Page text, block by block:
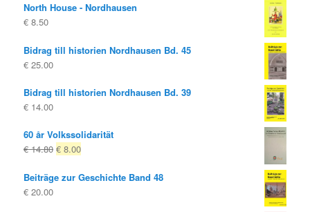
North House - Nordhausen
€ 8.50
Bidrag till historien Nordhausen Bd. 45
€ 25.00
Bidrag till historien Nordhausen Bd. 39
€ 14.00
60 år Volkssolidarität
€14.80 Ursprungligt
var:
€ 8.00Nuvarande
är:
Beiträge zur Geschichte Band 48
€ 20.00